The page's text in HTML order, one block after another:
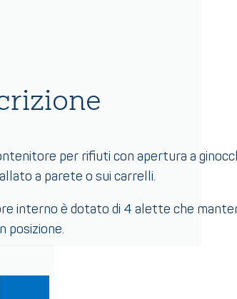
per rifiuti con apertura a
a parete o sui carrelli.
interno è dotato di 4 alette che
posizione.